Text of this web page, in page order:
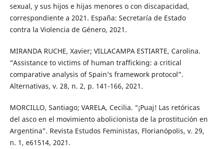
sexual, y sus hijos e hijas menores o con discapacidad,
correspondiente a 2021. España: Secretaría de Estado
contra la Violencia de Género, 2021.
MIRANDA RUCHE, Xavier; VILLACAMPA ESTIARTE, Carolina.
“Assistance to victims of human trafficking: a critical
comparative analysis of Spain’s framework protocol”.
Alternativas, v. 28, n. 2, p. 141-166, 2021.
MORCILLO, Santiago; VARELA, Cecilia. “¡Puaj! Las retóricas
del asco en el movimiento abolicionista de la prostitución en
Argentina”. Revista Estudos Feministas, Florianópolis, v. 29,
n. 1, e61514, 2021.